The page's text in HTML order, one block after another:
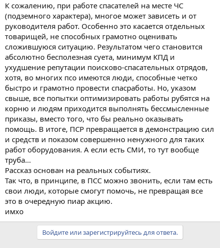
К сожалению, при работе спасателей на месте ЧС
(подземного характера), многое может зависеть и от
руководителя работ. Особенно это касается отдельных
товарищей, не способных грамотно оценивать
сложившуюся ситуацию. Результатом чего становится
абсолютно бесполезная суета, минимум КПД и
ухудшение репутации поисково-спасательных отрядов,
хотя, во многих псо имеются люди, способные четко
быстро и грамотно провести спасработы. Но, указом
свыше, все попытки оптимизировать работы рубятся на
корню и людям приходится выполнять бессмысленные
приказы, вместо того, что бы реально оказывать
помощь. В итоге, ПСР превращается в демонстрацию сил
и средств и показом совершенно ненужного для таких
работ оборудования. А если есть СМИ, то тут вообще
труба...
Рассказ основан на реальных событиях.
Так что, в принципе, в ПСС можно звонить, если там есть
свои люди, которые смогут помочь, не превращая все
это в очередную пиар акцию.
имхо
Войдите или зарегистрируйтесь для ответа.